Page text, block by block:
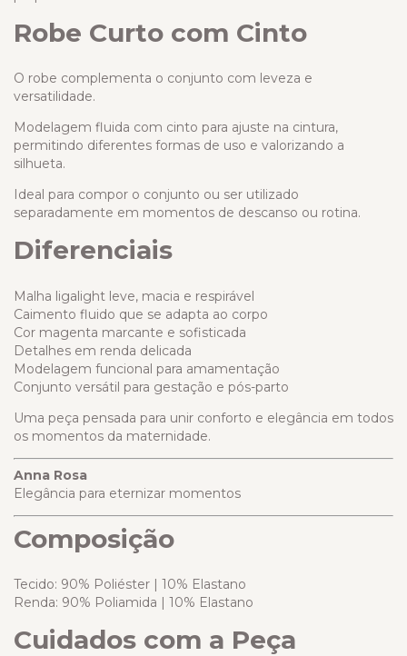
Robe Curto com Cinto
O robe complementa o conjunto com leveza e
versatilidade.
Modelagem fluida com cinto para ajuste na cintura,
permitindo diferentes formas de uso e valorizando a
silhueta.
Ideal para compor o conjunto ou ser utilizado
separadamente em momentos de descanso ou rotina.
Diferenciais
Malha ligalight leve, macia e respirável
Caimento fluido que se adapta ao corpo
Cor magenta marcante e sofisticada
Detalhes em renda delicada
Modelagem funcional para amamentação
Conjunto versátil para gestação e pós-parto
Uma peça pensada para unir conforto e elegância em todos
os momentos da maternidade.
Anna Rosa
Elegância para eternizar momentos
Composição
Tecido: 90% Poliéster | 10% Elastano
Renda: 90% Poliamida | 10% Elastano
Cuidados com a Peça